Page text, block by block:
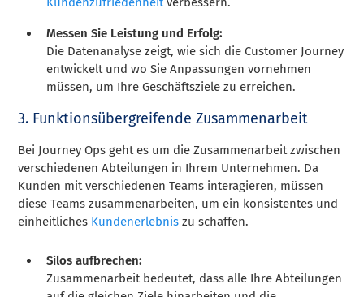
Messen Sie Leistung und Erfolg:
Die Datenanalyse zeigt, wie sich die Customer Journey
entwickelt und wo Sie Anpassungen vornehmen
müssen, um Ihre Geschäftsziele zu erreichen.
3. Funktionsübergreifende Zusammenarbeit
Bei Journey Ops geht es um die Zusammenarbeit zwischen
verschiedenen Abteilungen in Ihrem Unternehmen. Da
Kunden mit verschiedenen Teams interagieren, müssen
diese Teams zusammenarbeiten, um ein konsistentes und
einheitliches Kundenerlebnis zu schaffen.
Silos aufbrechen:
Zusammenarbeit bedeutet, dass alle Ihre Abteilungen